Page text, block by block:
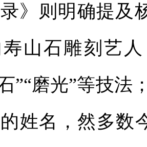
录》则明确提
山石雕刻艺
”“磨光”等技法
姓名，然多数